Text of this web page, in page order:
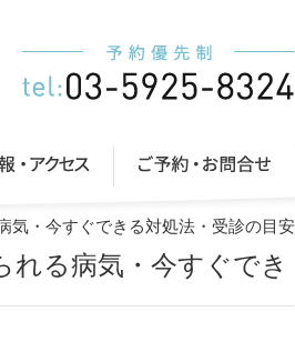
気・今すぐできる対処法・受診の目安
る病気・今すぐでき